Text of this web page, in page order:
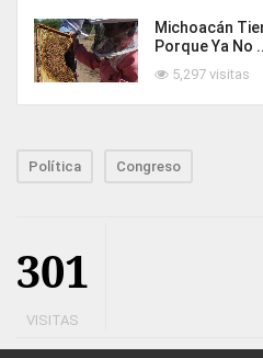
Michoacán
Porque Ya No
5,297 visitas
Política Congreso
301
VISITAS